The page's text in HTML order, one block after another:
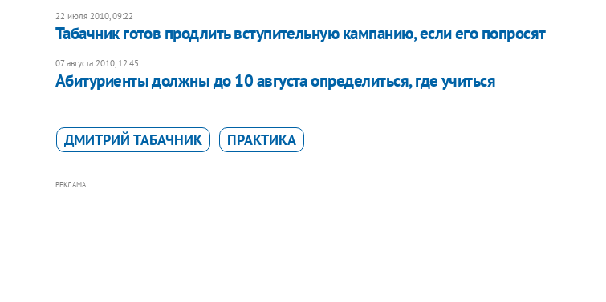
22 июля 2010, 09:22
Табачник готов продлить вступительную кампанию, если его попросят
07 августа 2010, 12:45
Абитуриенты должны до 10 августа определиться, где учиться
ДМИТРИЙ ТАБАЧНИК ПРАКТИКА
РЕКЛАМА